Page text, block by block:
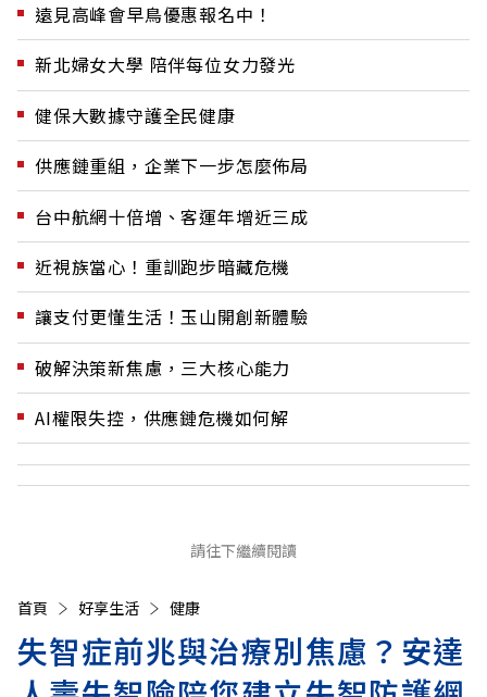
遠見高峰會早鳥優惠報名中！
新北婦女大學 陪伴每位女力發光
健保大數據守護全民健康
供應鏈重組，企業下一步怎麼佈局
台中航網十倍增、客運年增近三成
近視族當心！重訓跑步暗藏危機
讓支付更懂生活！玉山開創新體驗
破解決策新焦慮，三大核心能力
AI權限失控，供應鏈危機如何解
請往下繼續閱讀
首頁 好享生活 健康
失智症前兆與治療別焦慮？安達